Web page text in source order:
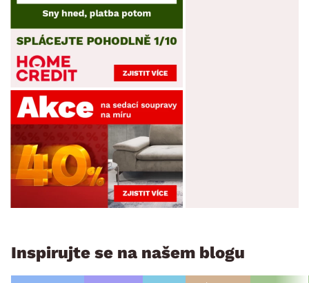
Inspirujte se na našem blogu